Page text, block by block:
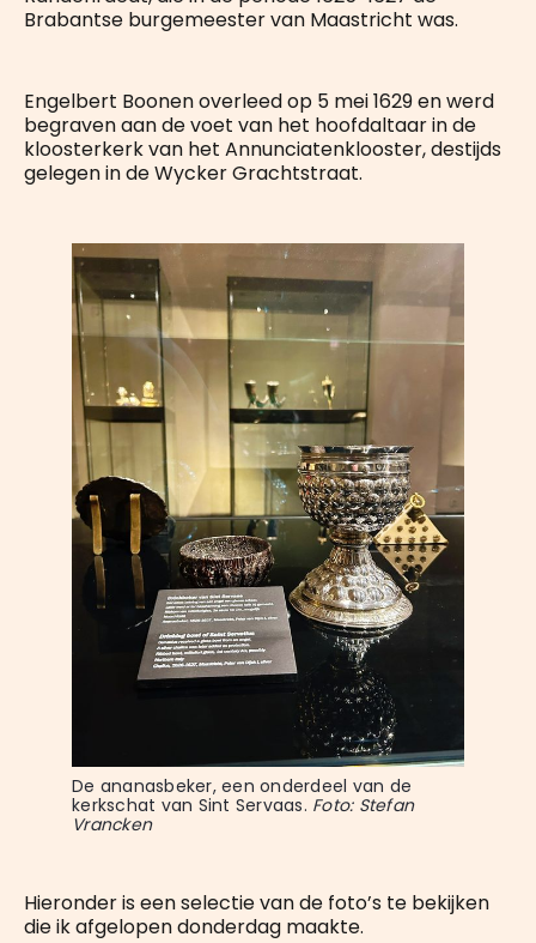
Brabantse burgemeester van Maastricht was.
Engelbert Boonen overleed op 5 mei 1629 en werd
begraven aan de voet van het hoofdaltaar in de
kloosterkerk van het Annunciatenklooster, destijds
gelegen in de Wycker Grachtstraat.
De ananasbeker, een onderdeel van de
kerkschat van Sint Servaas. Foto: Stefan
Vrancken
Hieronder is een selectie van de foto’s te bekijken
die ik afgelopen donderdag maakte.